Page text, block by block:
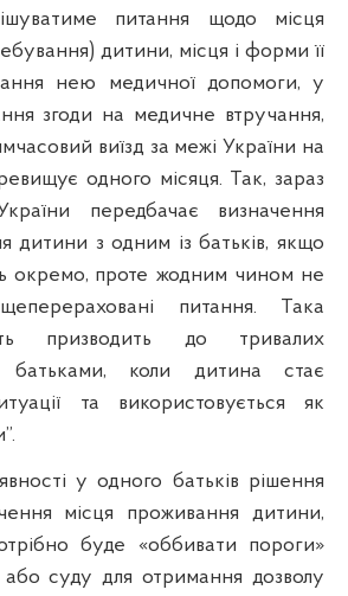
питання щодо місця
дитини, місця і форми її
нею медичної допомоги, у
згоди на медичне втручання,
виїзд за межі України на
одного місяця. Так, зараз
передбачає визначення
дитини з одним із батьків, якщо
окремо, проте жодним чином не
питання. Така
призводить до тривалих
батьками, коли дитина стає
та використовується як
у одного батьків рішення
місця проживання дитини,
буде «оббивати пороги»
або суду для отримання дозволу